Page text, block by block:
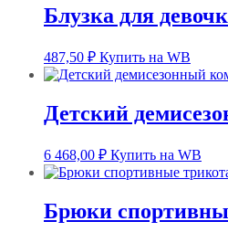
Блузка для
487,50 ₽ Купить на WB
Детский
6 468,00 ₽ Купить на WB
Брюки